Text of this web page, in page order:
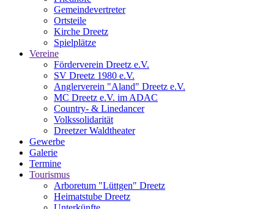
Gemeindevertreter
Ortsteile
Kirche Dreetz
Spielplätze
Vereine
Förderverein Dreetz e.V.
SV Dreetz 1980 e.V.
Anglerverein "Aland" Dreetz e.V.
MC Dreetz e.V. im ADAC
Country- & Linedancer
Volkssolidarität
Dreetzer Waldtheater
Gewerbe
Galerie
Termine
Tourismus
Arboretum "Lüttgen" Dreetz
Heimatstube Dreetz